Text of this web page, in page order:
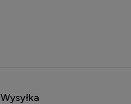
Wysyłka